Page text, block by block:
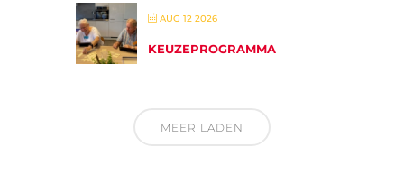
AUG 12 2026
KEUZEPROGRAMMA
MEER LADEN